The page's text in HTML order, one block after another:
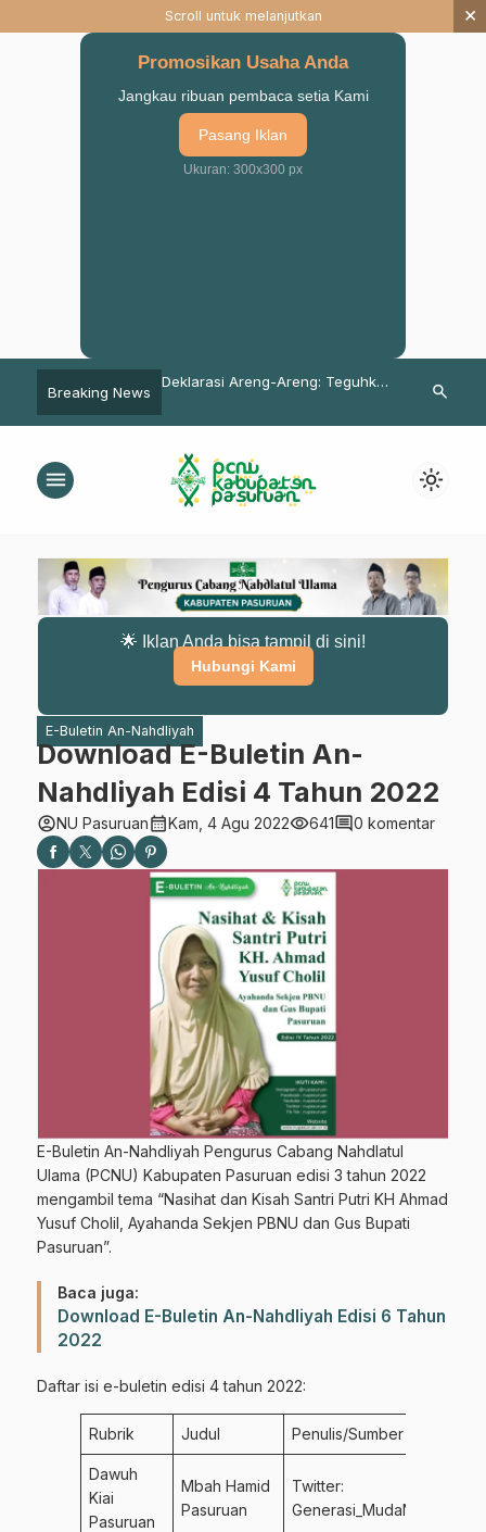
Scroll untuk melanjutkan ×
Promosikan Usaha Anda
Jangkau ribuan pembaca setia Kami
Pasang Iklan
Ukuran: 300x300 px
Breaking News
TI UNU Pasuruan
di BKSTI
Deklarasi Areng-Areng: Teguhkan
Pesantren
Ketua
search
menu light_mode
🌟 Iklan Anda bisa tampil di sini!
Hubungi Kami
E-Buletin An-Nahdliyah
Download E-Buletin An-
Nahdliyah Edisi 4 Tahun 2022
account_circleNU Pasuruancalendar_monthKam, 4 Agu 2022visibility641comment0 komentar
E-Buletin An-Nahdliyah Pengurus Cabang Nahdlatul
Ulama (PCNU) Kabupaten Pasuruan edisi 3 tahun 2022
mengambil tema “Nasihat dan Kisah Santri Putri KH Ahmad
Yusuf Cholil, Ayahanda Sekjen PBNU dan Gus Bupati
Pasuruan”.
Baca juga:
Download E-Buletin An-Nahdliyah Edisi 6 Tahun
2022
Daftar isi e-buletin edisi 4 tahun 2022:
Rubrik Judul Penulis/Sumber
Dawuh
Kiai
Pasuruan
Mbah Hamid
Pasuruan
Twitter:
Generasi_MudaNU